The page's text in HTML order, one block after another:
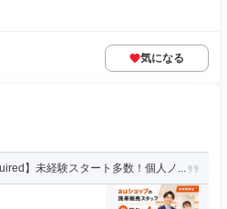
気になる
】未経験スタート多数！個人ノ...